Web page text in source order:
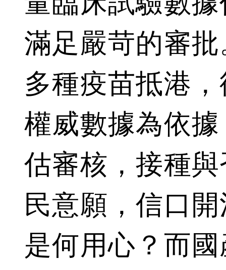
滿足嚴苛的審
多種疫苗抵港
權威數據為依
估審核，接種
民意願，信口
是何用心？而